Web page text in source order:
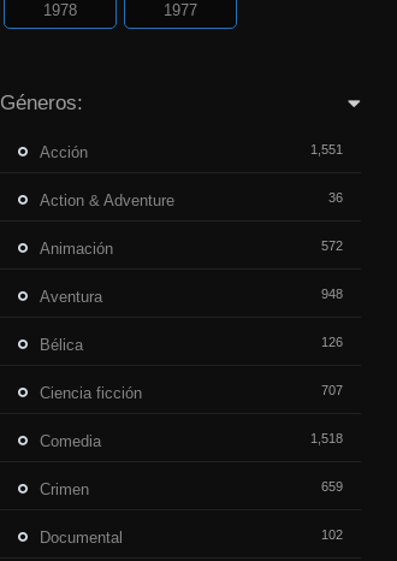
1978 1977
Géneros:
Acción 1,551
Action & Adventure 36
Animación 572
Aventura 948
Bélica 126
Ciencia ficción 707
Comedia 1,518
Crimen 659
Documental 102